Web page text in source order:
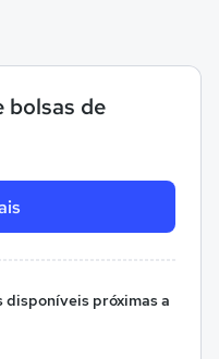
bolsas de
disponíveis próximas a